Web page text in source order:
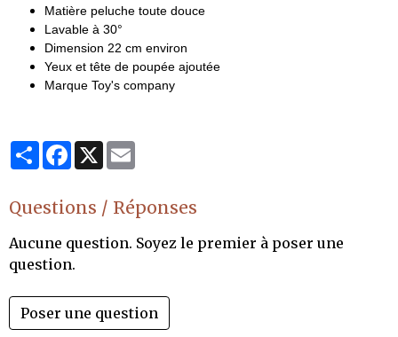
Matière peluche toute douce
Lavable à 30°
Dimension 22 cm environ
Yeux et tête de poupée ajoutée
Marque Toy's company
PartagerFacebook
X
Questions / Réponses
Aucune question. Soyez le premier à poser une
question.
Poser une question